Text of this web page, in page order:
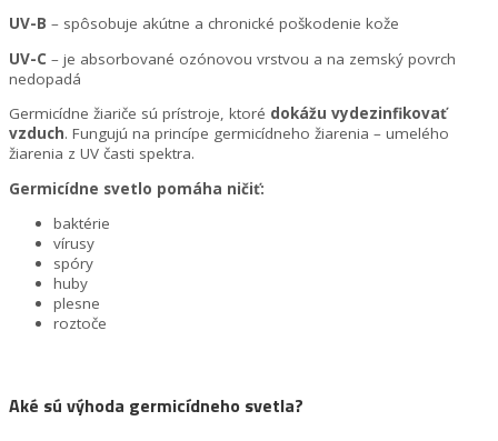
UV-B – spôsobuje akútne a chronické poškodenie kože
UV-C – je absorbované ozónovou vrstvou a na zemský povrch
nedopadá
Germicídne žiariče sú prístroje, ktoré dokážu vydezinfikovať
vzduch. Fungujú na princípe germicídneho žiarenia – umelého
žiarenia z UV časti spektra.
Germicídne svetlo pomáha ničiť:
baktérie
vírusy
spóry
huby
plesne
roztoče
Aké sú výhoda germicídneho svetla?